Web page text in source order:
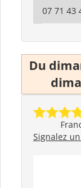
07 71 43
Du
Signalez